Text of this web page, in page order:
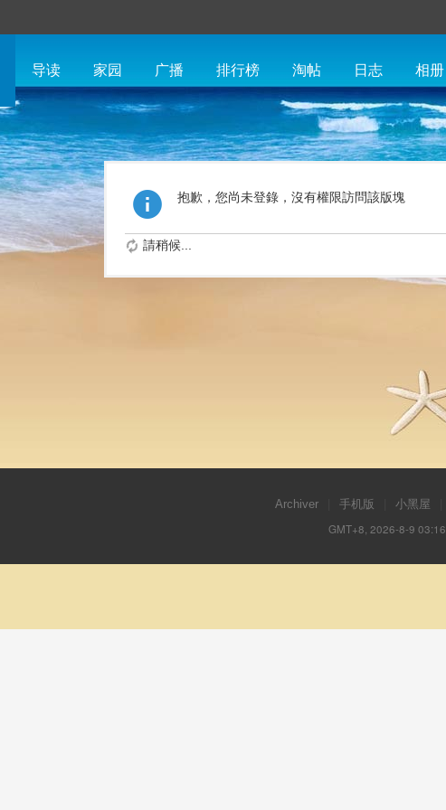
导读 家园 广播 排行榜 淘帖 日志 相册
抱歉，您尚未登錄，沒有權限訪問該版塊
請稍候...
Archiver 手机版 小黑屋
GMT+8, 2026-8-9 03:16